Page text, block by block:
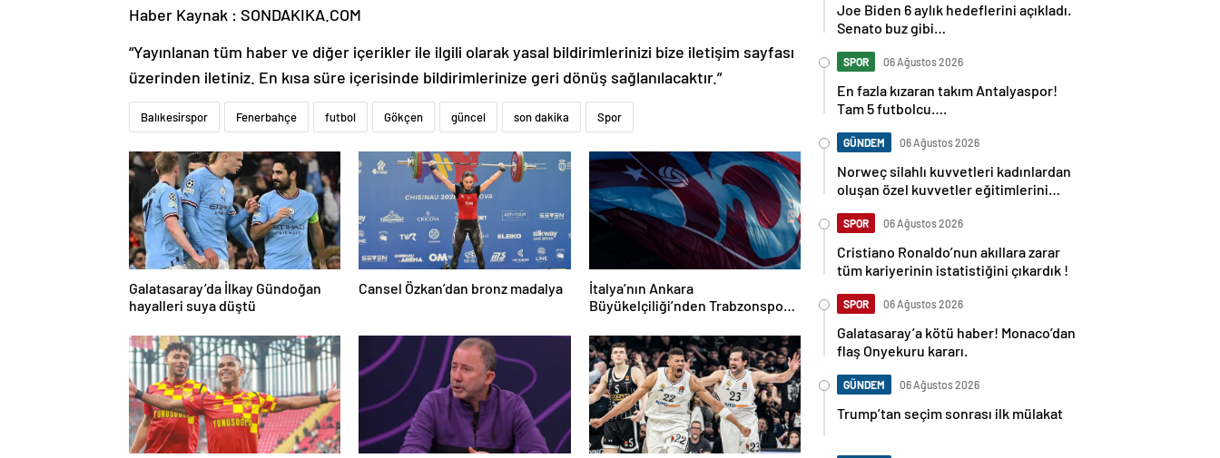
Haber Kaynak : SONDAKIKA.COM
“Yayınlanan tüm haber ve diğer içerikler ile ilgili olarak yasal bildirimlerinizi bize iletişim sayfası
üzerinden iletiniz. En kısa süre içerisinde bildirimlerinize geri dönüş sağlanılacaktır.”
Balıkesirspor Fenerbahçe futbol Gökçen güncel son dakika Spor
Galatasaray’da İlkay Gündoğan
hayalleri suya düştü
Cansel Özkan’dan bronz madalya
İtalya’nın Ankara
Büyükelçiliği’nden Trabzonspor’a
Joe Biden 6 aylık hedeflerini açıkladı.
Senato buz gibi…
SPOR 06 Ağustos 2026
En fazla kızaran takım Antalyaspor!
Tam 5 futbolcu….
GÜNDEM 06 Ağustos 2026
Norweç silahlı kuvvetleri kadınlardan
oluşan özel kuvvetler eğitimlerini
SPOR 06 Ağustos 2026
Cristiano Ronaldo’nun akıllara zarar
tüm kariyerinin istatistiğini çıkardık !
SPOR 06 Ağustos 2026
Galatasaray’a kötü haber! Monaco’dan
flaş Onyekuru kararı.
GÜNDEM 06 Ağustos 2026
Trump’tan seçim sonrası ilk mülakat